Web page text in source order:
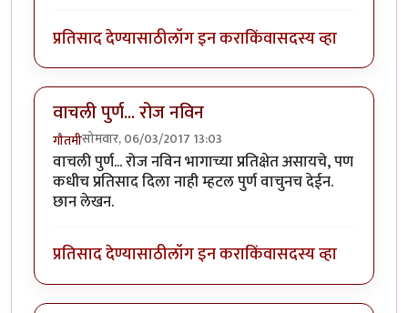
प्रतिसाद देण्यासाठीलॉग इन कराकिंवासदस्य व्हा
वाचली पुर्ण... रोज नविन
गौतमीसोमवार, 06/03/2017 13:03
वाचली पुर्ण... रोज नविन भागाच्या प्रतिक्षेत असायचे, पण
कधीच प्रतिसाद दिला नाही म्हटल पुर्ण वाचुनच देईन.
छान लेखन.
प्रतिसाद देण्यासाठीलॉग इन कराकिंवासदस्य व्हा